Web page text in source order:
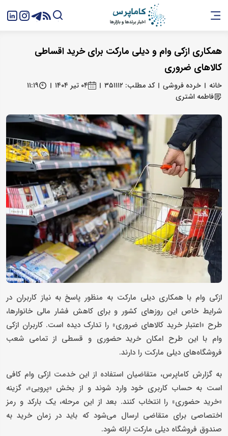
همکاری ازکی وام و دیلی مارکت برای خرید اقساطی
کالاهای ضروری
خانه خرده فروشی کد مطلب: ۳۵۱۱۱۲ ۰۴ تیر ۱۴۰۴
۱۱:۱۹
فاطمه اشتری
ازکی وام با همکاری دیلی مارکت به منظور پاسخ به نیاز کاربران در
شرایط خاص این روزهای کشور و برای کاهش فشار مالی خانوارها،
طرح «اعتبار خرید کالاهای ضروری» را تدارک دیده است. کاربران ازکی
وام با این طرح امکان خرید حضوری و قسطی از تمامی شعب
فروشگاه‌های دیلی مارکت را دارند.
به گزارش کاماپرس، متقاضیان استفاده از این خدمت ازکی وام کافی
است به حساب کاربری خود وارد شوند و از بخش «پرویی»، گزینه
«خرید حضوری» را انتخاب کنند. بعد از این مرحله، یک بارکد و رمز
اختصاصی برای متقاضی ارسال می‌شود که باید در زمان خرید به
صندوق فروشگاه دیلی مارکت ارائه شود.